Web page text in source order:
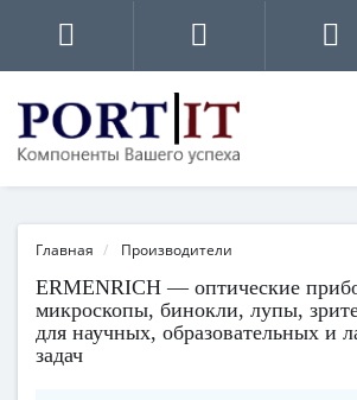
Главная Производители
ERMENRICH — оптические
микроскопы, бинокли, лупы,
для научных, образовательных и
задач